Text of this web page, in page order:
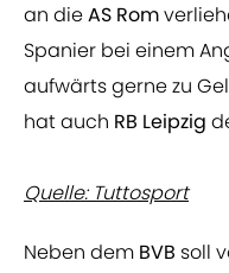
an dieAS Rom
Spanier bei einem
aufwärts gerne zu
hat auch RB Leipzig
Quelle: Tuttosport
Neben dem BVB soll